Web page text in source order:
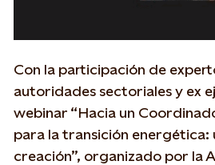
Con la participación de
autoridades sectoriales y ex
webinar “Hacia un
para la transición energética:
creación”, organizado por la